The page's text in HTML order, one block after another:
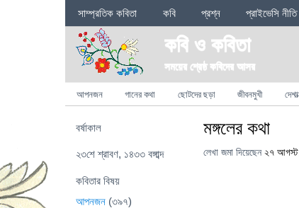
Sections
সাম্প্রতিক কবিতা কবি প্রশ্ন প্রাইভেসি নীতি
কবি ও কবিতা
সময়ের শ্রেষ্ঠ কবিদের আসর
Categories
আপনজন গানের কথা ছোটদের ছড়া জীবনমুখী
মঙ্গলের কথা
লেখা জমা দিয়েছেন ২৭
বর্ষাকাল
২৩শে শ্রাবণ, ১৪৩৩ বঙ্গাব্দ
কবিতার বিষয়
আপনজন (৩৯৭)